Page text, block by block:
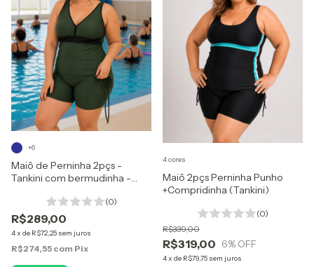
Maiô de Perninha 2pçs -
Tankini com bermudinha -
(0)
R$289,00
4x de R$72,25 sem juros
R$274,55 com Pix
+6
Maiô 2pçs Perninha Punho
+Compridinha (Tankini)
(0)
R$319,00
R$339,00
6% OFF
4x de R$79,75 sem juros
4 cores